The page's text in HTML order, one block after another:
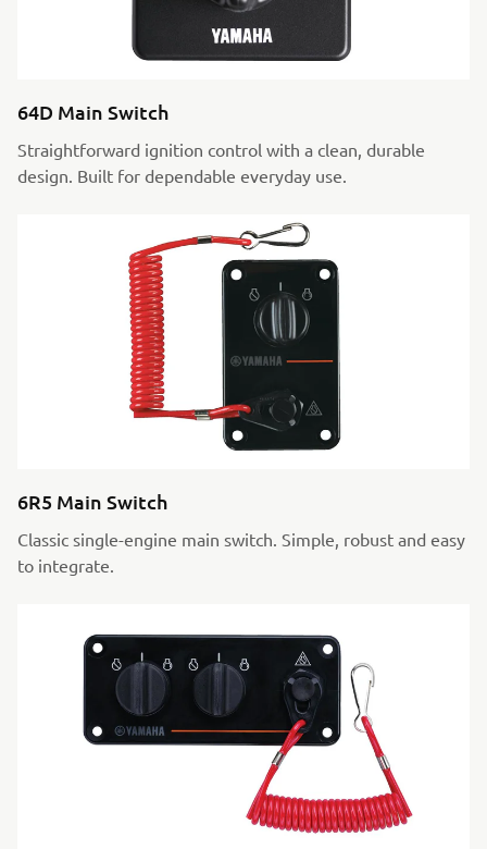
64D Main Switch
Straightforward ignition control with a clean, durable
design. Built for dependable everyday use.
6R5 Main Switch
Classic single-engine main switch. Simple, robust and easy
to integrate.